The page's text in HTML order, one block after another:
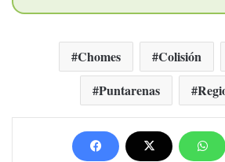
Chomes Colisión
Puntarenas